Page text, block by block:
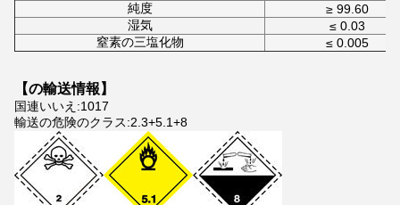
純度
≥ 99.60
湿気
≤ 0.03
窒素の三塩化物
≤ 0.005
【の輸送情報】
国連いいえ:1017
輸送の危険のクラス:2.3+5.1+8